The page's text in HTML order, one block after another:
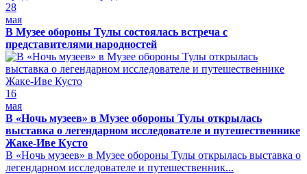
28
мая
В Музее обороны Тулы состоялась встреча с
представителями народностей
16
мая
В «Ночь музеев» в Музее обороны Тулы открылась
выставка о легендарном исследователе и путешественнике
Жаке-Иве Кусто
В «Ночь музеев» в Музее обороны Тулы открылась выставка о
легендарном исследователе и путешественник...